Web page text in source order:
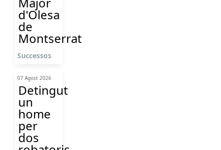
d'Olesa
de
Montserrat
Successos
07 Agost 2026
Detingut
un
home
per
dos